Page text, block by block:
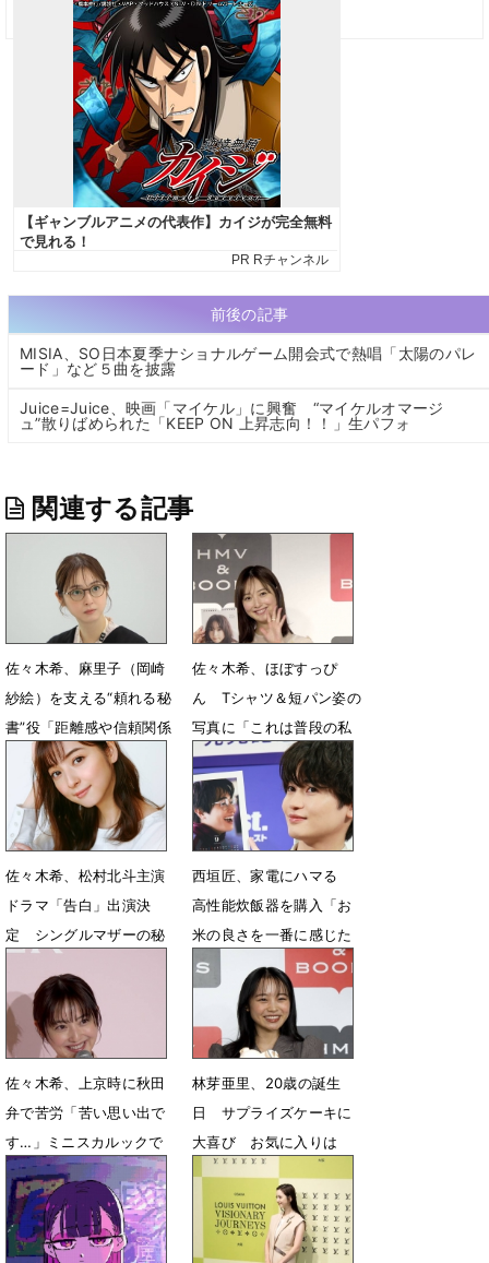
前後の記事
MISIA、SO日本夏季ナショナルゲーム開会式で熱唱「太陽のパレ
ード」など５曲を披露
Juice=Juice、映画「マイケル」に興奮 “マイケルオマージ
ュ”散りばめられた「KEEP ON 上昇志向！！」生パフォ
関連する記事
佐々木希、麻里子（岡崎
紗絵）を支える“頼れる秘
書”役「距離感や信頼関係
を丁寧に表現できたら」
7月8日 13時46分
佐々木希、ほぼすっぴ
ん Tシャツ＆短パン姿の
写真に「これは普段の私
です！」
6月8日 07時56分
佐々木希、松村北斗主演
ドラマ「告白」出演決
定 シングルマザーの秘
5月25日 07時00分
西垣匠、家電にハマる
高性能炊飯器を購入「お
米の良さを一番に感じた
い」
3月28日 12時18分
佐々木希、上京時に秋田
弁で苦労「苦い思い出で
す…」ミニスカルックで
登場
3月26日 12時50分
林芽亜里、20歳の誕生
日 サプライズケーキに
大喜び お気に入りは
ト」
11月9日 13時02分